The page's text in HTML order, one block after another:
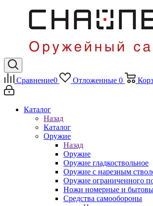
Сравнение0 Отложенные 0
Каталог
Назад
Каталог
Оружие
Назад
Оружие
Оружие гладкоствольное
Оружие с нарезным
Оружие ограниченного
Ножи номерные и
Средства самообороны